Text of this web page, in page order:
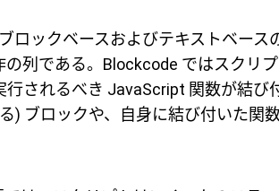
ロックベースおよびテキストベース
の列である。Blockcode ではスクリ
行されるべき JavaScript 関数が結び
) ブロックや、自身に結び付いた関